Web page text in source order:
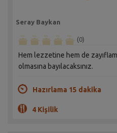
Seray Baykan
(0)
Hem lezzetine hem de
olmasına bayılacaksınız.
Hazırlama 15 dakika
4 Kişilik